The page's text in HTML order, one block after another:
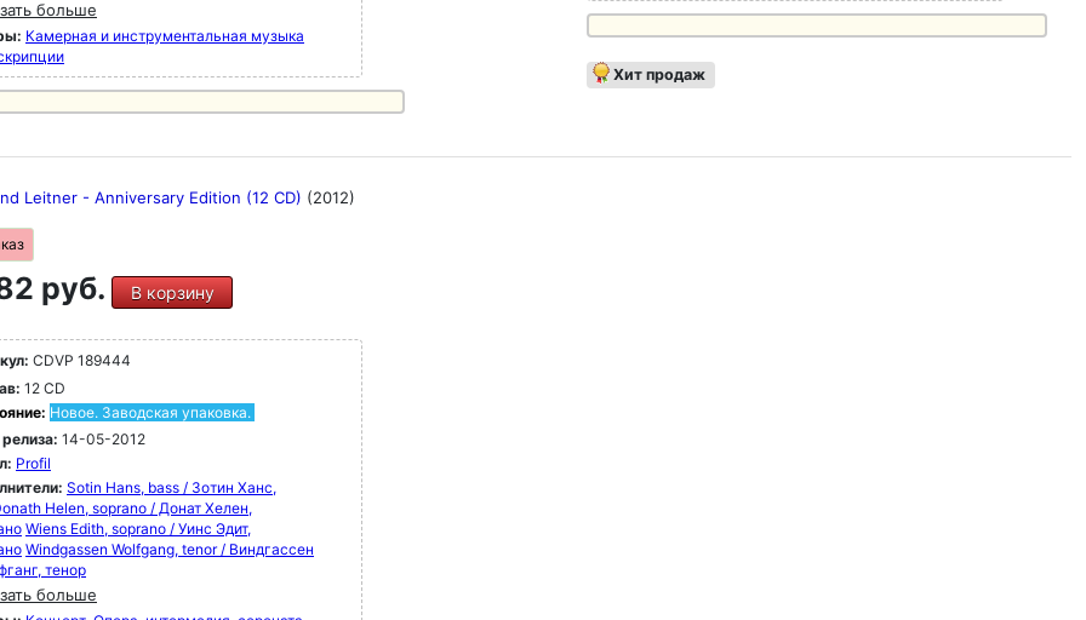
79 - 100 представлены шедевры XX
от Стравинского до Мессиана, Булеза и
а также Хольста, Рахманинова,
Айвза, Яначека, Равеля и многих
больше
Камерная и инструментальная музыка
Хит продаж
Leitner - Anniversary Edition (12 CD) (2012)
руб. В корзину
CDVP 189444
12 CD
Новое. Заводская упаковка.
14-05-2012
Profil
Sotin Hans, bass / Зотин Ханс,
Helen, soprano / Донат Хелен,
Wiens Edith, soprano / Уинс Эдит,
Windgassen Wolfgang, tenor / Виндгассен
тенор
больше